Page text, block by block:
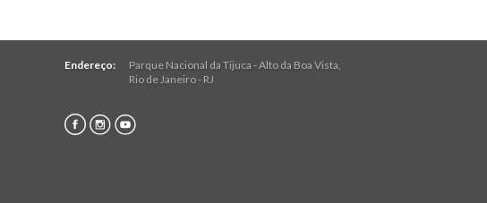
Endereço: Parque Nacional da Tijuca - Alto da Boa Vista,
Rio de Janeiro- RJ